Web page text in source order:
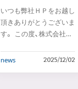
いつも弊社ＨＰをお越し
頂きありがとうございま
す。 この度、株式会社ア
news 2025/12/02